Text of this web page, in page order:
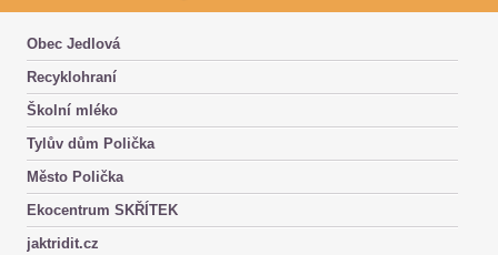
Obec Jedlová
Recyklohraní
Školní mléko
Tylův dům Polička
Město Polička
Ekocentrum SKŘÍTEK
jaktridit.cz